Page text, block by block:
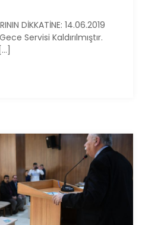
DİKKATİNE: 14.06.2019
Servisi Kaldırılmıştır.